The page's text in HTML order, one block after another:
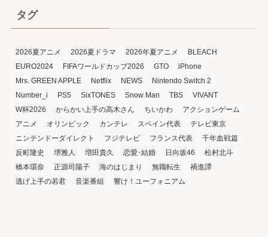
タグ
2026夏アニメ 2026夏ドラマ 2026年夏アニメ
BLEACH
EURO2024
FIFAワールドカップ2026 GTO
iPhone
Mrs. GREEN APPLE
Netflix NEWS
Nintendo Switch 2
Number_i
PS5 SixTONES Snow Man TBS
VIVANT
W杯2026
からかい上手の高木さん ちいかわ
アクションゲーム
アニメ
オリンピック カンテレ スペイン代表
テレビ東京
ニンテンドーダイレクト
フジテレビ フランス代表
千年血戦篇
反町隆史
堺雅人 増田貴久 恋愛･結婚 日向坂46
松村北斗
橋本環奈
正源司陽子 海のはじまり 無職転生
禍進譚
逃げ上手の若君
音楽番組 響け！ユーフォニアム